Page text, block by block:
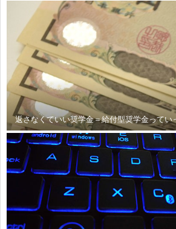
返さなくていい奨学金＝給付型奨学金ってい